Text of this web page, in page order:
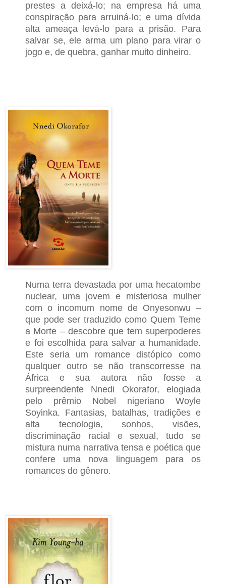
prestes a deixá-lo; na empresa há uma
conspiração para arruiná-lo; e uma dívida
alta ameaça levá-lo para a prisão. Para
salvar se, ele arma um plano para virar o
jogo e, de quebra, ganhar muito dinheiro.
Numa terra devastada por uma hecatombe
nuclear, uma jovem e misteriosa mulher
com o incomum nome de Onyesonwu –
que pode ser traduzido como Quem Teme
a Morte – descobre que tem superpoderes
e foi escolhida para salvar a humanidade.
Este seria um romance distópico como
qualquer outro se não transcorresse na
África e sua autora não fosse a
surpreendente Nnedi Okorafor, elogiada
pelo prêmio Nobel nigeriano Woyle
Soyinka. Fantasias, batalhas, tradições e
alta tecnologia, sonhos, visões,
discriminação racial e sexual, tudo se
mistura numa narrativa tensa e poética que
confere uma nova linguagem para os
romances do gênero.